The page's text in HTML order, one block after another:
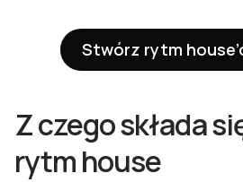
Stwórz rytm
Z czego składa
rytm house